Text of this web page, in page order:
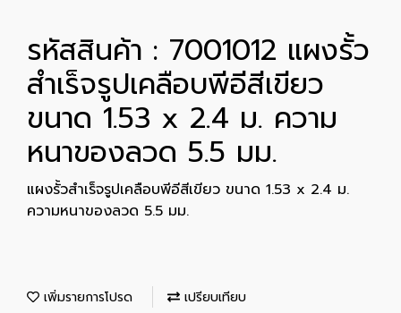
รหัสสินค้า : 7001012 แผงรั้ว
สำเร็จรูปเคลือบพีอีสีเขียว
ขนาด 1.53 x 2.4 ม. ความ
หนาของลวด 5.5 มม.
แผงรั้วสำเร็จรูปเคลือบพีอีสีเขียว ขนาด 1.53 x 2.4 ม.
ความหนาของลวด 5.5 มม.
เพิ่มรายการโปรด เปรียบเทียบ